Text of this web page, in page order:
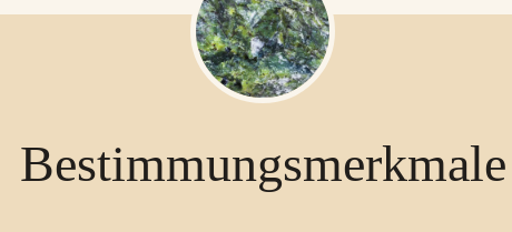
Bestimmungsmerkmale